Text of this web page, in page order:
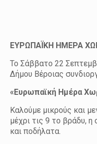
ΕΥΡΩΠΑΪΚΗ ΗΜΕΡΑ
Το Σάββατο 22
Δήμου Βέροιας
«Ευρωπαϊκή Ημέρα
Καλούμε μικρούς και
μέχρι τις 9 το βράδυ,
και ποδήλατα.